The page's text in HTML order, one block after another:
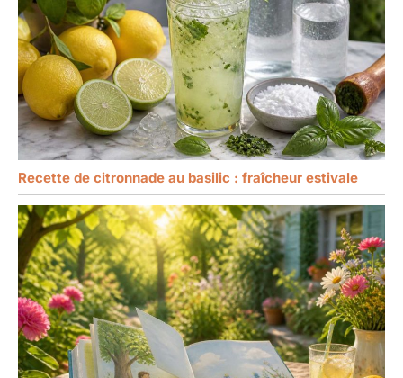
Recette de citronnade au basilic : fraîcheur estivale